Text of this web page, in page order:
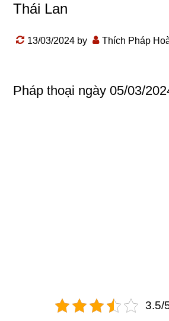
Thái Lan
13/03/2024 by Thích Pháp
Pháp thoại ngày 05/03/
3.5/